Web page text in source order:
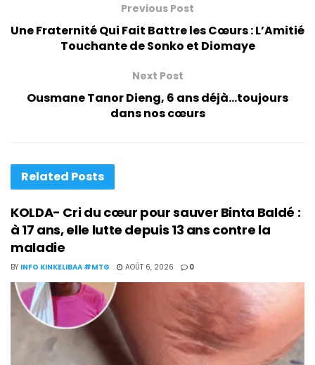
Previous Post
Une Fraternité Qui Fait Battre les Cœurs : L’Amitié
Touchante de Sonko et Diomaye
Next Post
Ousmane Tanor Dieng, 6 ans déjà…toujours
dans nos cœurs
Related Posts
KOLDA- Cri du cœur pour sauver Binta Baldé :
à 17 ans, elle lutte depuis 13 ans contre la
maladie
BY INFO KINKELIBAA #MTG AOÛT 6, 2026 0